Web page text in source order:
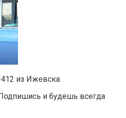
из Ижевска
и будешь всегда